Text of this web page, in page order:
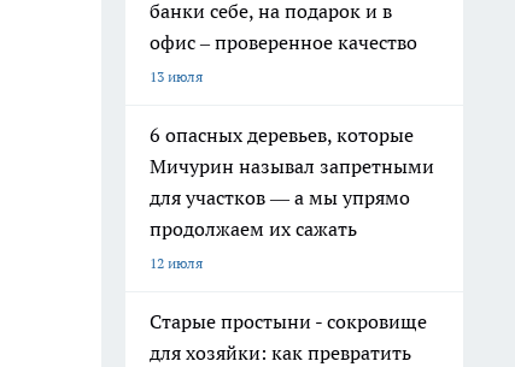
банки себе, на подарок и в
офис – проверенное качество
13 июля
6 опасных деревьев, которые
Мичурин называл запретными
для участков — а мы упрямо
продолжаем их сажать
12 июля
Старые простыни - сокровище
для хозяйки: как превратить